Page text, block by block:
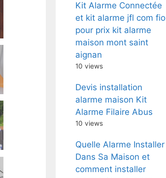
Kit Alarme Connectée
et kit alarme jfl com fio
pour prix kit alarme
maison mont saint
aignan
10 views
Devis installation
alarme maison Kit
Alarme Filaire Abus
10 views
Quelle Alarme Installer
Dans Sa Maison et
comment installer